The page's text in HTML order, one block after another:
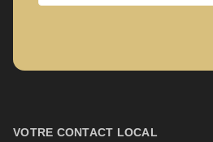
VOTRE CONTACT LOCAL